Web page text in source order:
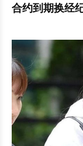
合约到期换经